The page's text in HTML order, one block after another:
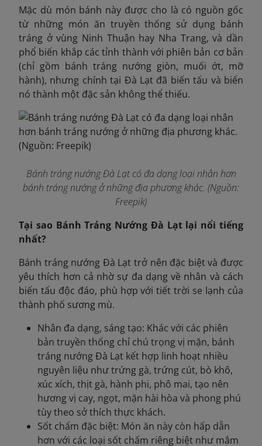
Mặc dù món bánh này được cho là có nguồn gốc
từ những món ăn truyền thống sử dụng bánh
tráng ở vùng Ninh Thuận hay Nha Trang, và dần
phổ biến khắp các tỉnh thành với phiên bản cơ bản
(chỉ gồm bánh tráng nướng giòn, muối ớt, mỡ
hành), nhưng chính tại Đà Lạt đã biến tấu và biến
nó thành một đặc sản không thể thiếu.
Bánh tráng nướng Đà Lạt có đa dạng loại nhân hơn
bánh tráng nướng ở những địa phương khác. (Nguồn:
Freepik)
Tại sao Bánh Tráng Nướng Đà Lạt lại nổi tiếng
nhất?
Bánh tráng nướng Đà Lạt trở nên đặc biệt và được
yêu thích hơn cả nhờ sự đa dạng về nhân và cách
biến tấu độc đáo, phù hợp với tiết trời se lạnh của
thành phố sương mù.
Nhân đa dạng, sáng tạo: Khác với các phiên
bản truyền thống chỉ chú trọng vị mặn, bánh
tráng nướng Đà Lạt kết hợp linh hoạt nhiều
nguyên liệu như trứng gà, trứng cút, bò khô,
xúc xích, thịt gà, hành phi, phô mai, tạo nên
hương vị cay, ngọt, mặn hài hòa và phong phú
tùy theo sở thích thực khách.
Sốt chấm đặc biệt: Món ăn này còn hấp dẫn
hơn với các loại sốt chấm riêng biệt như mắm